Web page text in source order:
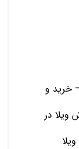
خرید و
در